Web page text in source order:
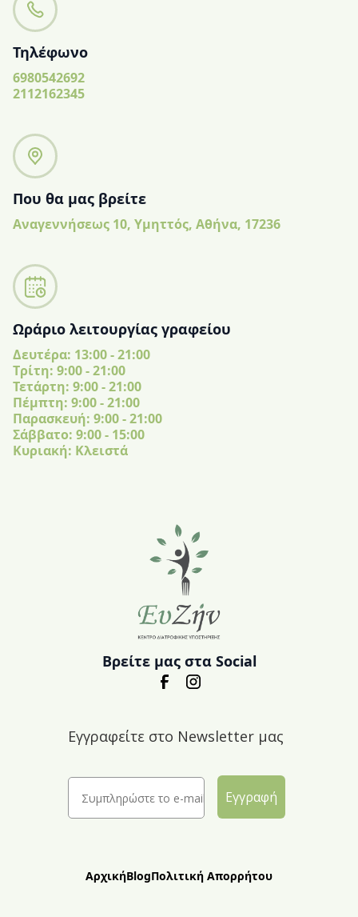
Τηλέφωνο
6980542692
2112162345
Που θα μας βρείτε
Αναγεννήσεως 10, Υμηττός, Αθήνα, 17236
Ωράριο λειτουργίας γραφείου
Δευτέρα: 13:00 - 21:00
Tρίτη: 9:00 - 21:00
Τετάρτη: 9:00 - 21:00
Πέμπτη: 9:00 - 21:00
Παρασκευή: 9:00 - 21:00
Σάββατο: 9:00 - 15:00
Κυριακή: Κλειστά
Βρείτε μας στα Social
Εγγραφείτε στο Newsletter μας
Εγγραφή
ΑρχικήBlogΠολιτική Απορρήτου